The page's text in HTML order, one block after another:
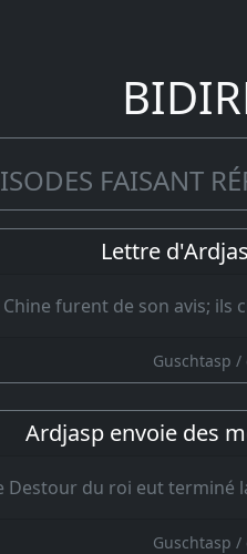
FAISANT
Lettre
Chine furent de son avis;
Guschtasp /
Ardjasp envoie des
Destour du roi eut terminé
Guschtasp /